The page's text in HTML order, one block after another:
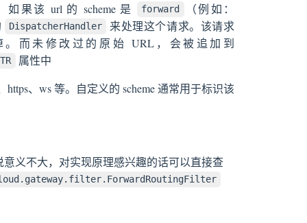
如果该 url 的 scheme 是 forward （例如：
DispatcherHandler
来处理这个请求。该请求
。而未修改过的原始 URL，会被追加到
属性中
、ws 等。自定义的 scheme 通常用于标识该
义不大，对实现原理感兴趣的话可以直接查